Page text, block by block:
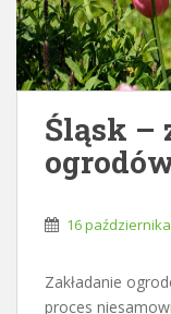
Śląsk –
16
Zakładanie
proces